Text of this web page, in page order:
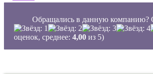
Обращались в данную компанию?
оценок, среднее: 4,00 из 5)